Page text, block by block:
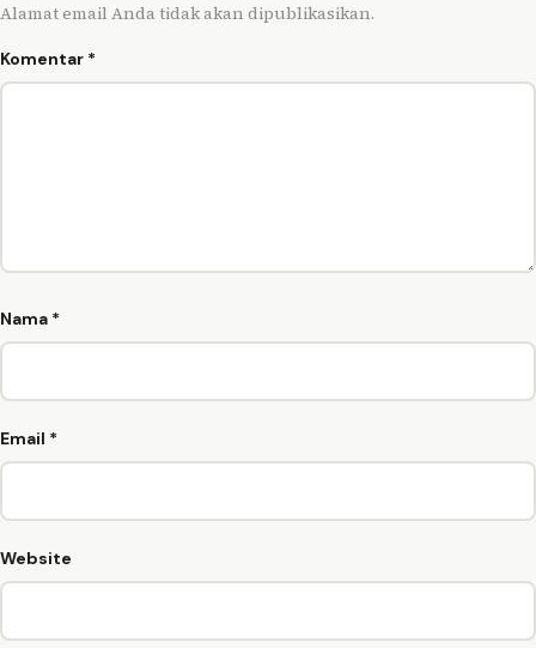
Alamat email Anda tidak akan dipublikasikan.
Komentar *
Nama *
Email *
Website